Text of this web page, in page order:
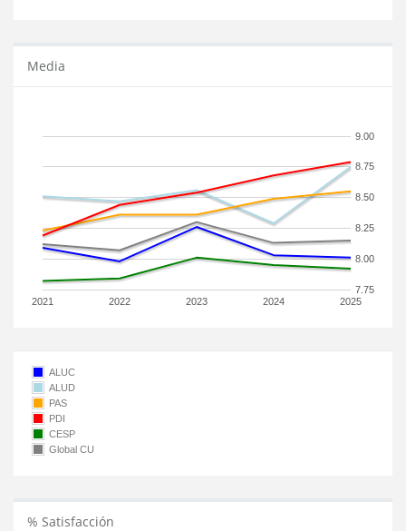
Media
2021 2022 2023 2024 2025
7.75
8.00
8.25
8.50
8.75
9.00
ALUC
ALUD
PAS
PDI
CESP
Global CU
% Satisfacción